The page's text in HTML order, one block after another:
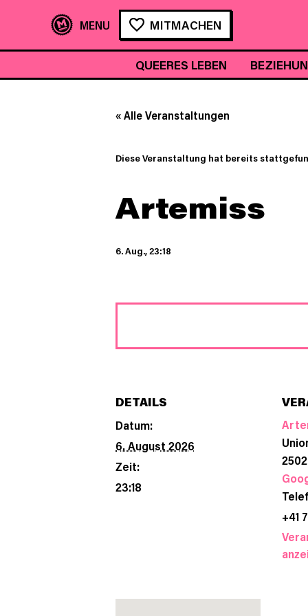
MITMACHEN
QUEERES LEBEN
« Alle Veranstaltungen
Diese Veranstaltung hat bereits
Artemiss
6. Aug., 23:18
DETAILS
Datum:
6. August 2026
Zeit:
23:18
2502
+41